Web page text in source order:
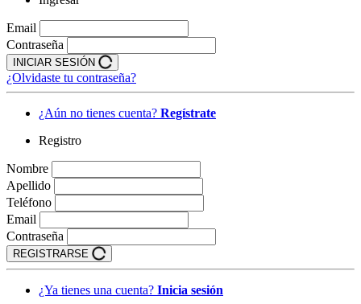
Email
Contraseña
INICIAR SESIÓN
¿Olvidaste tu contraseña?
¿Aún no tienes cuenta? Regístrate
Registro
Nombre
Apellido
Teléfono
Email
Contraseña
REGISTRARSE
¿Ya tienes una cuenta? Inicia sesión